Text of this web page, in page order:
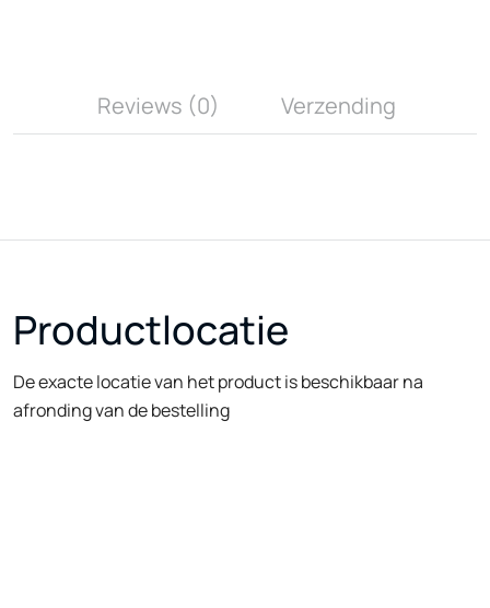
Reviews (0) Verzending
Productlocatie
De exacte locatie van het product is beschikbaar na
afronding van de bestelling